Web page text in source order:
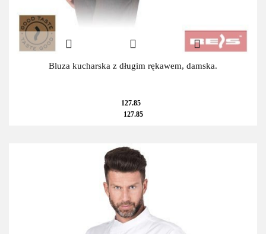
Bluza kucharska z długim rękawem, damska.
127.85
127.85